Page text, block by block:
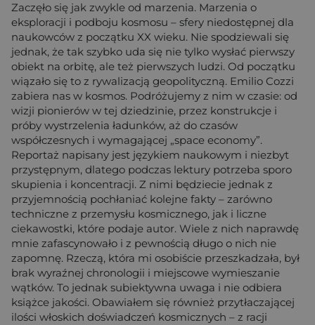
Zaczęło się jak zwykle od marzenia. Marzenia o
eksploracji i podboju kosmosu – sfery niedostępnej dla
naukowców z początku XX wieku. Nie spodziewali się
jednak, że tak szybko uda się nie tylko wysłać pierwszy
obiekt na orbitę, ale też pierwszych ludzi. Od początku
wiązało się to z rywalizacją geopolityczną. Emilio Cozzi
zabiera nas w kosmos. Podróżujemy z nim w czasie: od
wizji pionierów w tej dziedzinie, przez konstrukcje i
próby wystrzelenia ładunków, aż do czasów
współczesnych i wymagającej „space economy”.
Reportaż napisany jest językiem naukowym i niezbyt
przystępnym, dlatego podczas lektury potrzeba sporo
skupienia i koncentracji. Z nimi będziecie jednak z
przyjemnością pochłaniać kolejne fakty – zarówno
techniczne z przemysłu kosmicznego, jak i liczne
ciekawostki, które podaje autor. Wiele z nich naprawdę
mnie zafascynowało i z pewnością długo o nich nie
zapomnę. Rzeczą, która mi osobiście przeszkadzała, był
brak wyraźnej chronologii i miejscowe wymieszanie
wątków. To jednak subiektywna uwaga i nie odbiera
książce jakości. Obawiałem się również przytłaczającej
ilości włoskich doświadczeń kosmicznych – z racji